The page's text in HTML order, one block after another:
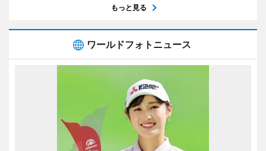
もっと見る
ワールドフォトニュース